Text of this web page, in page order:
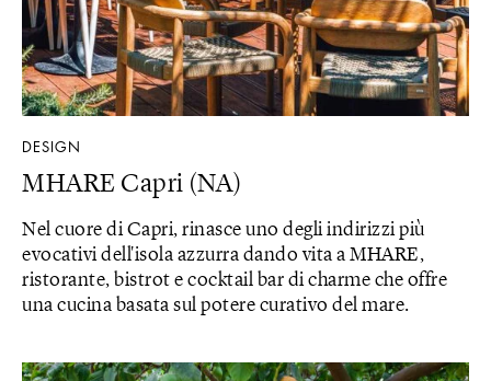
DESIGN
MHARE Capri (NA)
Nel cuore di Capri, rinasce uno degli indirizzi più
evocativi dell'isola azzurra dando vita a MHARE,
ristorante, bistrot e cocktail bar di charme che offre
una cucina basata sul potere curativo del mare.